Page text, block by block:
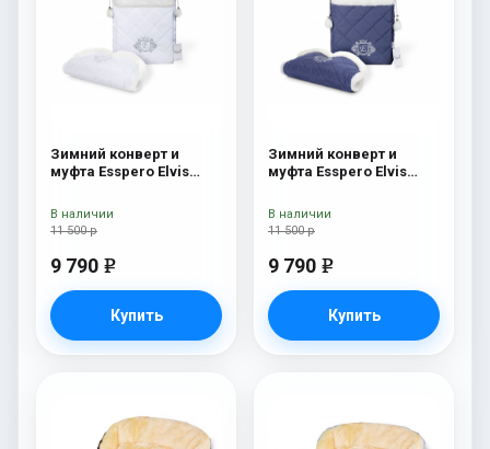
Зимний конверт и
муфта Esspero Elvis
Like
11 500 р
9 790 e
Купить
В наличии
Зимний конверт и
муфта Esspero Elvis
11 500 р
9 790 e
Купить
В наличии